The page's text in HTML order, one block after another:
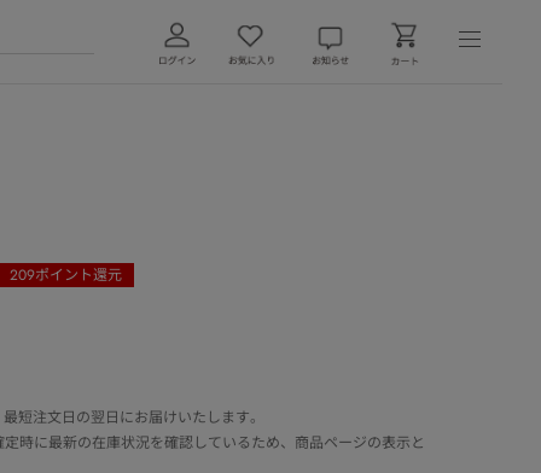
209ポイント還元
短注文日の翌日にお届けいたします。
時に最新の在庫状況を確認しているため、商品ページの表示と